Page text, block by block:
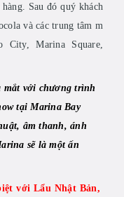
Sau đó quý khách
và các trung tâm m
Marina Square,
mắt với chương trình
tại Marina Bay
âm thanh, ánh
sẽ là một ấn
với Lẩu Nhật Bản,